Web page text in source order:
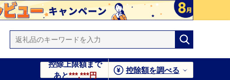
控除上限額まで
あと***,***円
控除額を調べる